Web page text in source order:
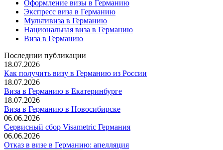
Оформление визы в Германию
Экспресс виза в Германию
Мультивиза в Германию
Национальная виза в Германию
Виза в Германию
Последнии публикации
18.07.2026
Как получить визу в Германию из России
18.07.2026
Виза в Германию в Екатеринбурге
18.07.2026
Виза в Германию в Новосибирске
06.06.2026
Сервисный сбор Visametric Германия
06.06.2026
Отказ в визе в Германию: апелляция